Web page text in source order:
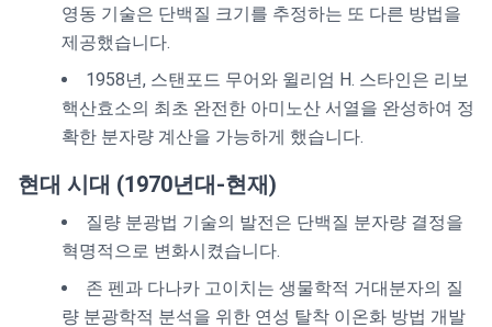
영동 기술은 단백질 크기를 추정하는 또 다른 방법을
제공했습니다.
1958년, 스탠포드 무어와 윌리엄 H. 스타인은 리보
핵산효소의 최초 완전한 아미노산 서열을 완성하여 정
확한 분자량 계산을 가능하게 했습니다.
현대 시대 (1970년대-현재)
질량 분광법 기술의 발전은 단백질 분자량 결정을
혁명적으로 변화시켰습니다.
존 펜과 다나카 고이치는 생물학적 거대분자의 질
량 분광학적 분석을 위한 연성 탈착 이온화 방법 개발